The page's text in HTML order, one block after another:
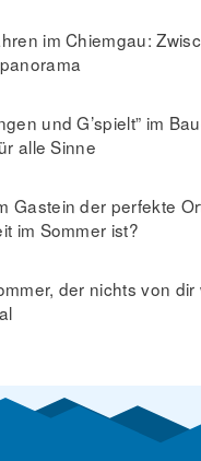
im Chiemgau:
und G’spielt” im
alle Sinne
Gastein der perfekte
im Sommer ist?
der nichts von dir